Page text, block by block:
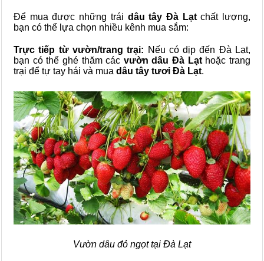
Để mua được những trái dâu tây Đà Lạtchất lượng,
bạn có thể lựa chọn nhiều kênh mua sắm:
Trực tiếp từ vườn/trang trại: Nếu có dịp đến Đà Lạt,
bạn có thể ghé thăm các vườn dâu Đà Lạthoặc trang
trại để tự tay hái và mua dâu tây tươi Đà Lạt.
Vườn dâu đỏ ngọt tại Đà Lạt